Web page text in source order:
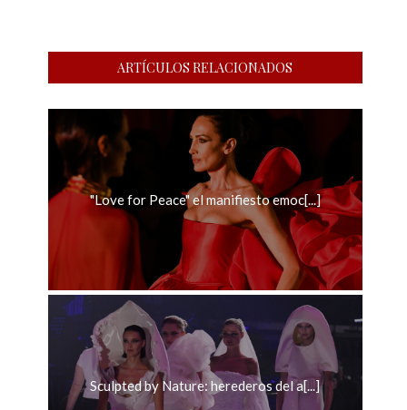
ARTÍCULOS RELACIONADOS
"Love for Peace" el manifiesto emoc[...]
Sculpted by Nature: herederos del a[...]